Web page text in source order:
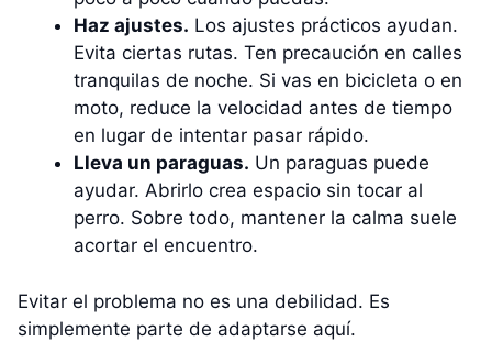
Haz ajustes. Los ajustes prácticos ayudan.
Evita ciertas rutas. Ten precaución en calles
tranquilas de noche. Si vas en bicicleta o en
moto, reduce la velocidad antes de tiempo
en lugar de intentar pasar rápido.
Lleva un paraguas. Un paraguas puede
ayudar. Abrirlo crea espacio sin tocar al
perro. Sobre todo, mantener la calma suele
acortar el encuentro.
Evitar el problema no es una debilidad. Es
simplemente parte de adaptarse aquí.